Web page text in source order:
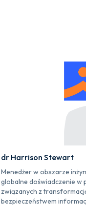
dr Harrison Stewart
Menedżer w obszarze
globalne doświadczenie w
związanych z
bezpieczeństwem